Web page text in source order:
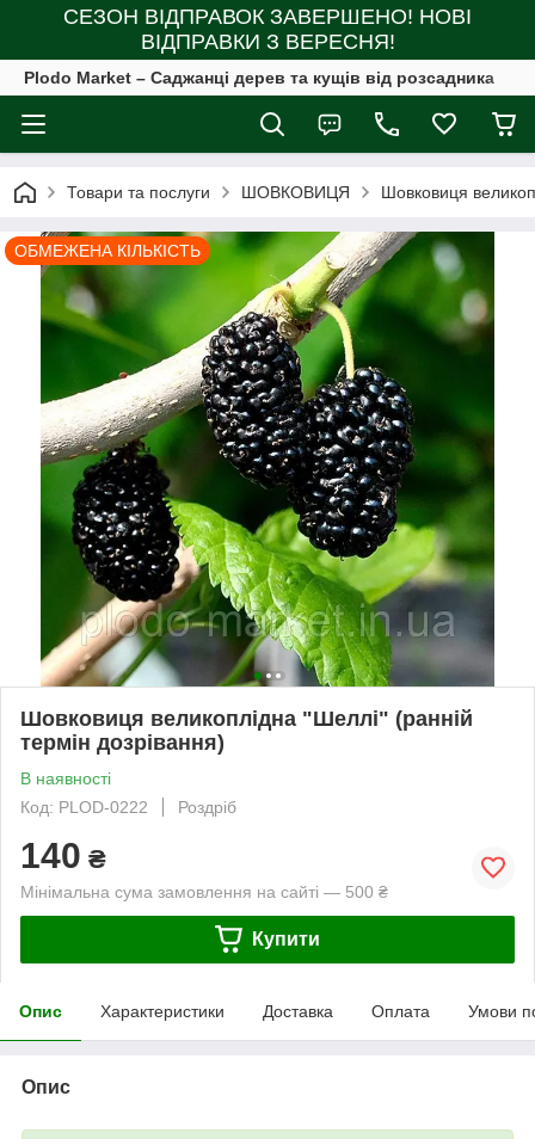
СЕЗОН ВІДПРАВОК ЗАВЕРШЕНО! НОВІ
ВІДПРАВКИ З ВЕРЕСНЯ!
Plodo Market – Саджанці дерев та кущів від розсадника
Товари та послуги ШОВКОВИЦЯ Шовковиця
ОБМЕЖЕНА КІЛЬКІСТЬ
Шовковиця великоплідна "Шеллі" (ранній
термін дозрівання)
В наявності
Код: PLOD-0222
Роздріб
140 ₴
Мінімальна сума замовлення на сайті — 500 ₴
Купити
Опис Характеристики Доставка Оплата Умови
Опис